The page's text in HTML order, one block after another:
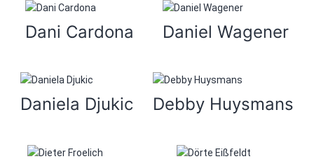
Dani Cardona Daniel Wagener
Daniela Djukic Debby Huysmans